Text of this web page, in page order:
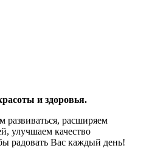
и здоровья.
развиваться, расширяем
улучшаем качество
радовать Вас каждый день!